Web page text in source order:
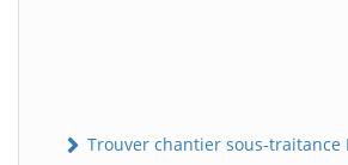
Trouver chantier sous-traitance